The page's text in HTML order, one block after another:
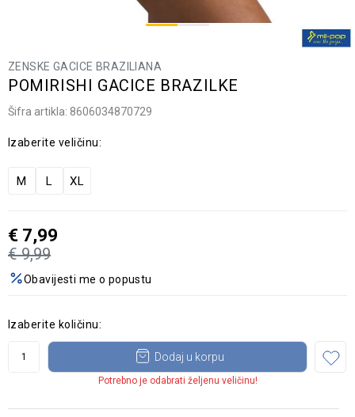
ZENSKE GACICE BRAZILIANA
POMIRISHI GACICE BRAZILKE
Šifra artikla: 8606034870729
Izaberite veličinu:
M L XL
€ 9,99
€ 7,99
Obavijesti me o popustu
Izaberite količinu:
Dodaj u korpu
Potrebno je odabrati željenu veličinu!